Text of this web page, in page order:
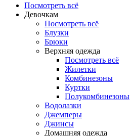
Посмотреть всё
Девочкам
Посмотреть всё
Блузки
Брюки
Верхняя одежда
Посмотреть всё
Жилетки
Комбинезоны
Куртки
Полукомбинезоны
Водолазки
Джемперы
Джинсы
Домашняя одежда